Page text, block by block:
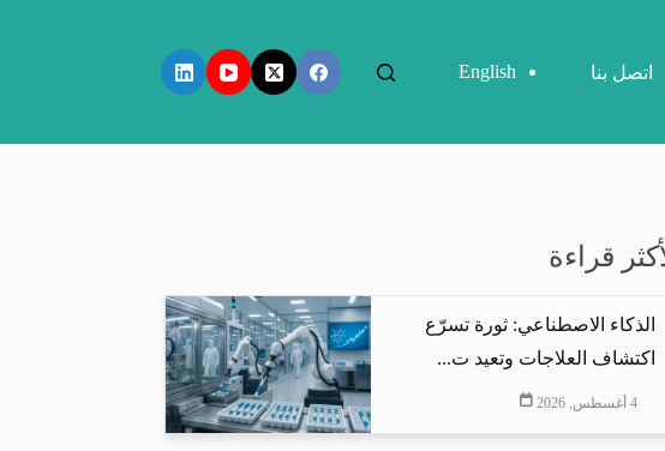
اتصل بنا English
قراءة
الذكاء الاصطناعي: ثورة تسرّع
اكتشاف العلاجات وتعيد ت...
4 أغسطس, 2026